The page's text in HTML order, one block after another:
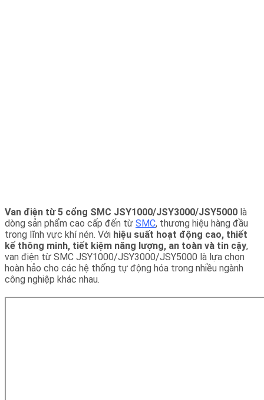
Van điện từ 5 cổng SMC JSY1000/JSY3000/JSY5000 là
dòng sản phẩm cao cấp đến từ SMC, thương hiệu hàng đầu
trong lĩnh vực khí nén. Với hiệu suất hoạt động cao, thiết
kế thông minh, tiết kiệm năng lượng, an toàn và tin cậy,
van điện từ SMC JSY1000/JSY3000/JSY5000 là lựa chọn
hoàn hảo cho các hệ thống tự động hóa trong nhiều ngành
công nghiệp khác nhau.